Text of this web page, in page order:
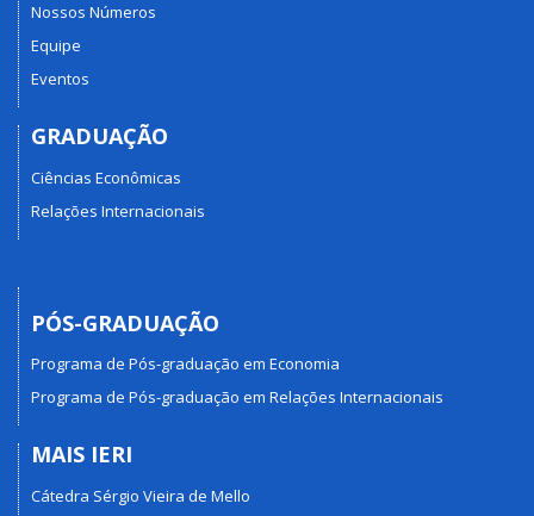
Nossos Números
Equipe
Eventos
GRADUAÇÃO
Ciências Econômicas
Relações Internacionais
PÓS-GRADUAÇÃO
Programa de Pós-graduação em Economia
Programa de Pós-graduação em Relações Internacionais
MAIS IERI
Cátedra Sérgio Vieira de Mello